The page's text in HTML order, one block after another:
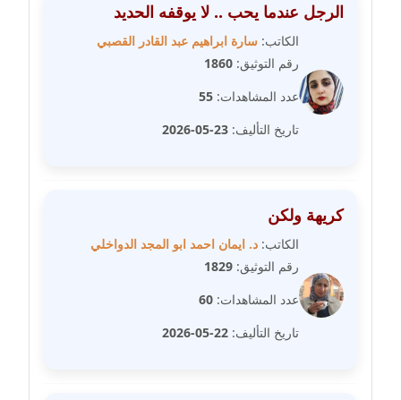
مدونة رحاب منيعم
عاملة
مدونة رشا السعدي
مدونة رشا كمال
عاملة
عاملة
الرجل عندما يحب .. لا يوقفه الحديد
الكاتب: سارة ابراهيم عبد القادر القصبي
رقم التوثيق: 1860
عدد المشاهدات: 55
تاريخ التأليف: 23-05-2026
كريهة ولكن
الكاتب: د. ايمان احمد ابو المجد الدواخلي
رقم التوثيق: 1829
عدد المشاهدات: 60
تاريخ التأليف: 22-05-2026